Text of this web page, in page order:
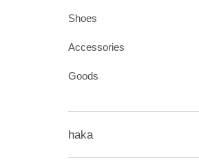
Shoes
Accessories
Goods
haka